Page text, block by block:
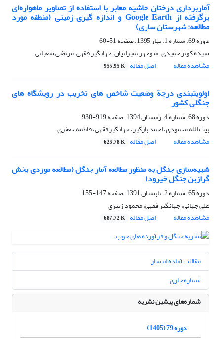
آماربرداری درختان حاشیه معابر با استفاده از تصاویر ماهواره‌ای
برگرفته از Google Earth و اندازه گیری زمینی (منطقه مورد
مطالعه: شهرستان ساری)
دوره 69، شماره 1، بهار 1395، صفحه
51-60
سیده کوثر حمیدی، منوچهر نمیرانیان، جهانگیر فقهی، مرتضی شعبانی
مشاهده مقاله
اصل مقاله 955.95 K
اولویت‏بندی درجة وضعیت شاخص ‏های تخریب در رویشگاه‏ های
جنگلی کشور
دوره 68، شماره 4، زمستان 1394، صفحه
919-930
بیت الله محمودی، احمد بازگیر، جهانگیر فقهی، فاطمه جعفری
مشاهده مقاله
اصل مقاله 626.78 K
شبیه‌سازی جنگل به منظور مطالعه آمار جنگل (مطالعه موردی بخش
گرازبن جنگل خیرود)
دوره 65، شماره 2، تابستان 1391، صفحه
147-155
علی جهانی، جهانگیر فقهی، محمود زبیری
مشاهده مقاله
اصل مقاله 687.72 K
مقالات آماده انتشار
شماره جاری
شماره‌های پیشین نشریه
دوره 79 (1405)